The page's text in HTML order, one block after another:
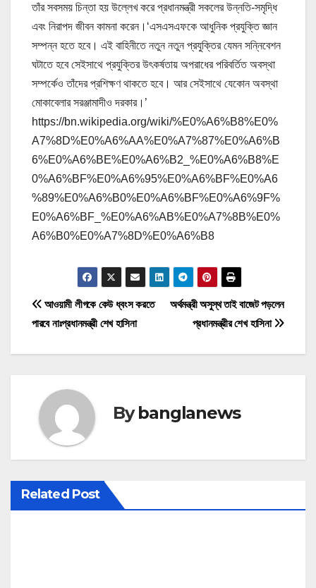
তাঁর সবসময় চিন্তা হয় উল্লেখ করে প্রধানমন্ত্রী সকলের উন্নতি-সমৃদ্ধি
এবং নিরাপদ জীবন কামনা করেন।‘এসএসএফকে আধুনিক প্রযুক্তি জ্ঞান
সম্পন্ন হতে হবে। এই বাহিনীতে নতুন নতুন প্রযুক্তির যেমন সন্নিবেশন
ঘটাতে হবে সেইসাথে প্রযুক্তির উৎকর্ষতায় অপরাধের পরিবর্তিত অবস্থা
সম্পর্কেও তাঁদের প্রশিক্ষণ থাকতে হবে। আর সেইসাথে যেকোন অবস্থা
মোকাবেলার সরঞ্জামাদীও দরকার।’
https://bn.wikipedia.org/wiki/%E0%A6%B8%E0%
A7%8D%E0%A6%AA%E0%A7%87%E0%A6%B
6%E0%A6%BE%E0%A6%B2_%E0%A6%B8%E
0%A6%BF%E0%A6%95%E0%A6%BF%E0%A6
%89%E0%A6%B0%E0%A6%BF%E0%A6%9F%
E0%A6%BF_%E0%A6%AB%E0%A7%8B%E0%
A6%B0%E0%A7%8D%E0%A6%B8
P
n
a
v
i
অর্থমন্ত্রী অসুস্থ তাই বাজেট পড়লেন
প্রধানমন্ত্রীর শেখ হাসিনা
আওয়ামী লীগকে কেউ ধ্বংস করতে
পারবে নাঃপ্রধানমন্ত্রী শেখ হাসিনা
Bybanglanews
Related Post